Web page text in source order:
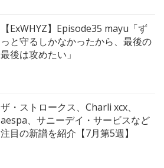
【ExWHYZ】Episode35 mayu「ず
っと守るしかなかったから、最後の
最後は攻めたい」
ザ・ストロークス、Charli xcx、
aespa、サニーデイ・サービスなど
注目の新譜を紹介【7月第5週】